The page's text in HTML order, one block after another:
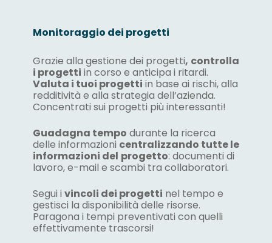
Monitoraggio dei progetti
Grazie alla gestione dei progetti, controlla
i progetti in corso e anticipa i ritardi.
Valuta i tuoi progetti in base ai rischi, alla
redditività e alla strategia dell’azienda.
Concentrati sui progetti più interessanti!
Guadagna tempo durante la ricerca
delle informazioni centralizzando tutte le
informazioni del progetto: documenti di
lavoro, e-mail e scambi tra collaboratori.
Segui i vincoli dei progetti nel tempo e
gestisci la disponibilità delle risorse.
Paragona i tempi preventivati con quelli
effettivamente trascorsi!